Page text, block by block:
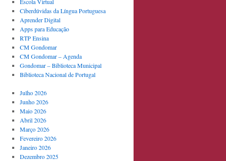
Ciberdúvidas da Língua Portuguesa
Aprender Digital
Apps para Educação
RTP Ensina
CM Gondomar
CM Gondomar – Agenda
Gondomar – Biblioteca Municipal
Biblioteca Nacional de Portugal
Julho 2026
Junho 2026
Maio 2026
Abril 2026
Março 2026
Fevereiro 2026
Janeiro 2026
Dezembro 2025